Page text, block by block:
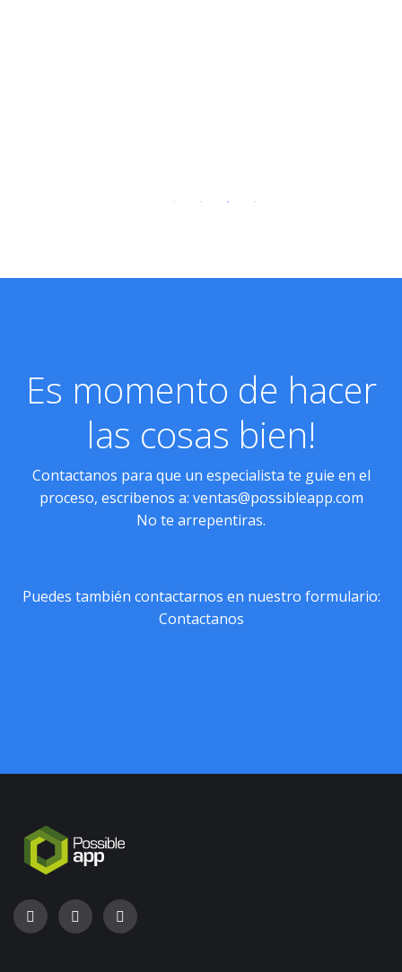
Es momento de hacer
las cosas bien!
Contactanos para que un especialista te guie en el
proceso, escribenos a: ventas@possibleapp.com
No te arrepentiras.
Puedes también contactarnos en nuestro formulario:
Contactanos